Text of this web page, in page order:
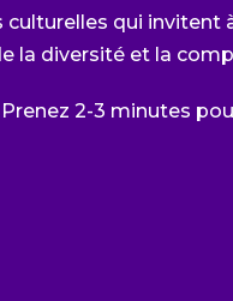
qui invitent
la diversité et la
2-3 minutes